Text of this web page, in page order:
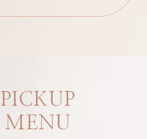
PICKUP
MENU